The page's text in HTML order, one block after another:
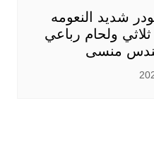
شديد النعومه
ولحام رباعي